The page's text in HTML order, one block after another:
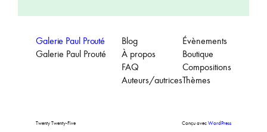
Galerie Paul Prouté
Galerie Paul Prouté
Blog
À propos
FAQ
Auteurs/autrices
Évènements
Boutique
Compositions
Thèmes
Twenty Twenty-Five Conçu avecWordPress